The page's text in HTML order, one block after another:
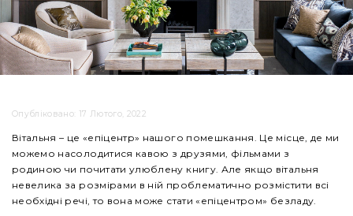
Опубліковано: 17 Лютого, 2022
Вітальня – це «епіцентр» нашого помешкання. Це місце, де ми
можемо насолодитися кавою з друзями, фільмами з
родиною чи почитати улюблену книгу. Але якщо вітальня
невелика за розмірами в ній проблематично розмістити всі
необхідні речі, то вона може стати «епіцентром» безладу.